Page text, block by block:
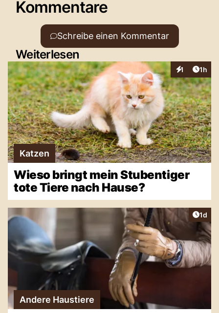
Kommentare
Schreibe einen Kommentar
Weiterlesen
1
Interaktionen
1h
Katzen
Wieso bringt mein Stubentiger
tote Tiere nach Hause?
1d
Andere Haustiere